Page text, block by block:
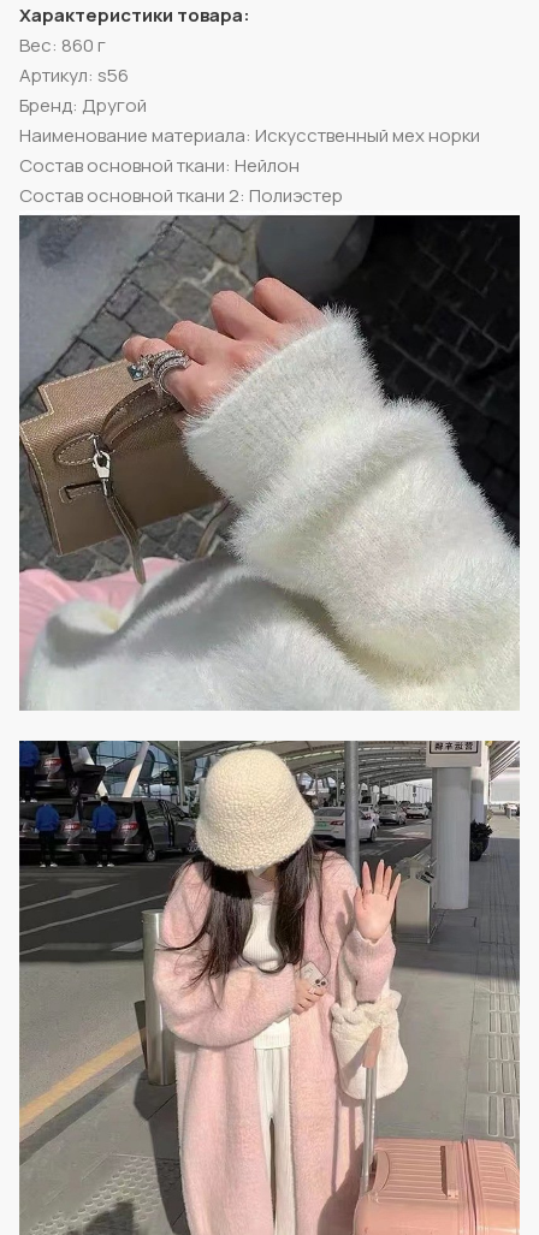
Характеристики товара:
Вес: 860 г
Артикул: s56
Бренд: Другой
Наименование материала: Искусственный мех норки
Состав основной ткани: Нейлон
Состав основной ткани 2: Полиэстер